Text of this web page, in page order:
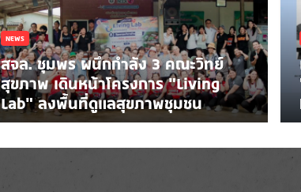
NEWS
สจล. ชุมพร ผนึกกำลัง 3 คณะวิทย์
สุขภาพ เดินหน้าโครงการ “Living
Lab” ลงพื้นที่ดูแลสุขภาพชุมชน